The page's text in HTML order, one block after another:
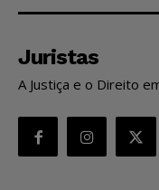
Juristas
A Justiça e o Direito